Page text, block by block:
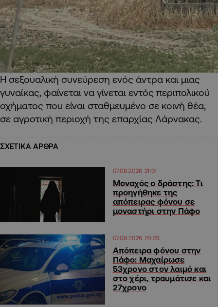
Η σεξουαλική συνεύρεση ενός άντρα και μιας
γυναίκας, φαίνεται να γίνεται εντός περιπολικού
οχήματος που είναι σταθμευμένο σε κοινή θέα,
σε αγροτική περιοχή της επαρχίας Λάρνακας.
ΣΧΕΤΙΚΑ ΑΡΘΡΑ
07.08.2026 21:01
Μοναχός ο δράστης: Τι
προηγήθηκε της
απόπειρας φόνου σε
μοναστήρι στην Πάφο
07.08.2026 20:23
Απόπειρα φόνου στην
Πάφο: Μαχαίρωσε
53χρονο στον λαιμό και
στο χέρι, τραυμάτισε και
27χρονο